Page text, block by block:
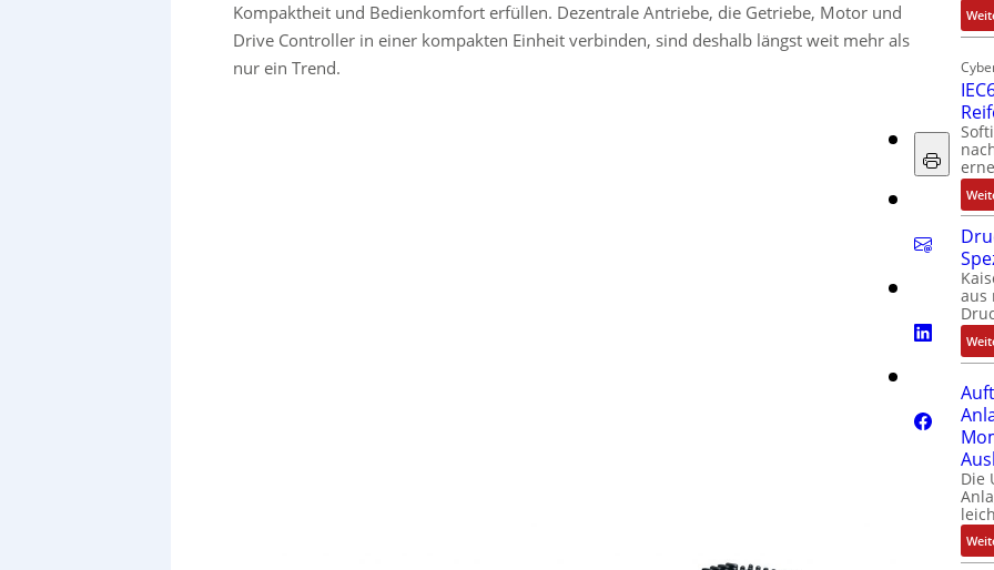
Kompaktheit und Bedienkomfort erfüllen. Dezentrale Antriebe, die Getriebe, Motor und
Drive Controller in einer kompakten Einheit verbinden, sind deshalb längst weit mehr als
nur ein Trend.
aus
Die